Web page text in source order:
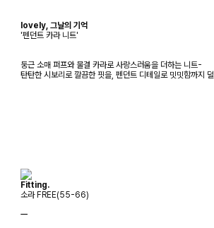
lovely, 그날의 기억
'펜던트 카라 니트'
둥근 소매 퍼프와 물결 카라로 사랑스러움을 더하는 니트-
탄탄한 시보리로 깔끔한 핏을, 펜던트 디테일로 밋밋함까지
Fitting.
소라 FREE(55-66)
ㅡ